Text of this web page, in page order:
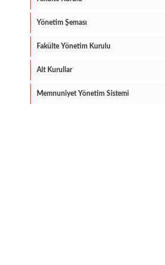
Yönetim Şeması
Fakülte Yönetim Kurulu
Alt Kurullar
Memnuniyet Yönetim Sistemi